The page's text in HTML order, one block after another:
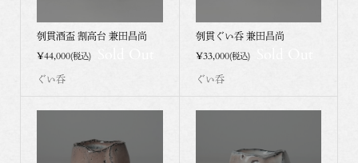
刳貫酒盃 割高台 兼田昌尚
¥44,000(税込)
ぐい呑
刳貫ぐい呑 兼田昌尚
¥33,000(税込)
ぐい呑